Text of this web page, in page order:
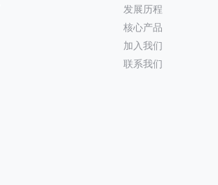
发展历程
核心产品
加入我们
联系我们